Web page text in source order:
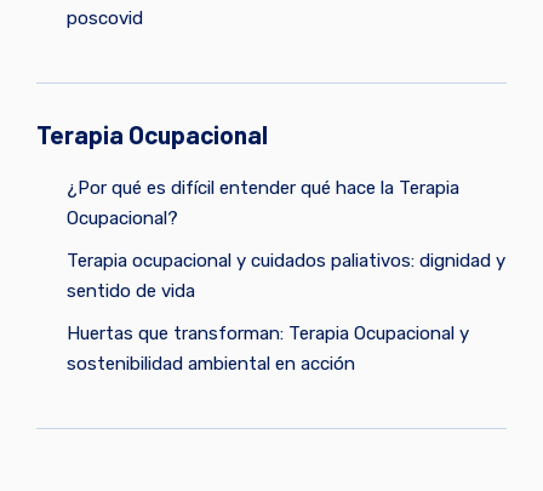
poscovid
Terapia Ocupacional
¿Por qué es difícil entender qué hace la Terapia
Ocupacional?
Terapia ocupacional y cuidados paliativos: dignidad y
sentido de vida
Huertas que transforman: Terapia Ocupacional y
sostenibilidad ambiental en acción